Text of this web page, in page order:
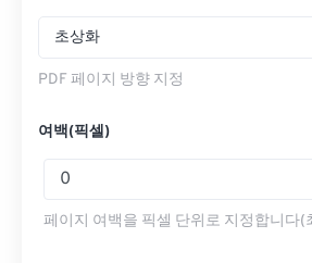
초상화
PDF 페이지 방향 지정
여백(픽셀)
페이지 여백을 픽셀 단위로 지정합니다(